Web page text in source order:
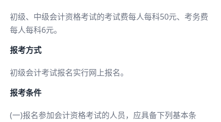
初级、中级会计资格考试的考试费每人每科50元、考务费
每人每科6元。
报考方式
初级会计考试报名实行网上报名。
报考条件
(一)报名参加会计资格考试的人员，应具备下列基本条